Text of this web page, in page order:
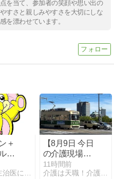
を当て、参加者の笑顔や思い出の
すさと親しみやすさを大切にしな
を漂わせています。
＋
み
あなたの主治医になりたいです。
【8月9日 今日
の介護現場で
意識しておく
ワンポイント
11時間前
介護は天職！介護士が伝える日々を幸せに生きるためのヒント